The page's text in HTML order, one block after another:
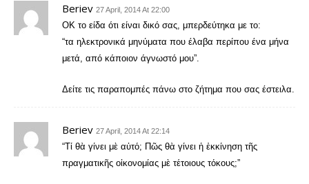
Beriev 27 April, 2014 At 22:00
OK το είδα ότι είναι δικό σας, μπερδεύτηκα με το:
“τα ηλεκτρονικά μηνύματα που έλαβα περίπου ένα μήνα
μετά, από κάποιον άγνωστό μου”.
Δείτε τις παραπομπές πάνω στο ζήτημα που σας έστειλα.
Beriev 27 April, 2014 At 22:14
“Τί θὰ γίνει μὲ αὐτό; Πῶς θὰ γίνει ἡ ἐκκίνηση τῆς
πραγματικῆς οἰκονομίας μὲ τέτοιους τόκους;”